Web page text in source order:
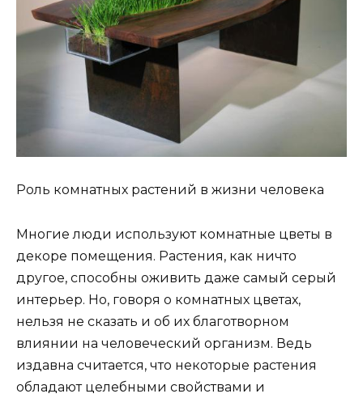
Роль комнатных растений в жизни человека
Многие люди используют комнатные цветы в
декоре помещения. Растения, как ничто
другое, способны оживить даже самый серый
интерьер. Но, говоря о комнатных цветах,
нельзя не сказать и об их благотворном
влиянии на человеческий организм. Ведь
издавна считается, что некоторые растения
обладают целебными свойствами и